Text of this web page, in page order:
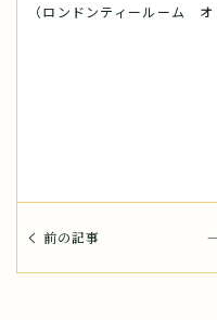
（ロンドンティールーム オ
前の記事